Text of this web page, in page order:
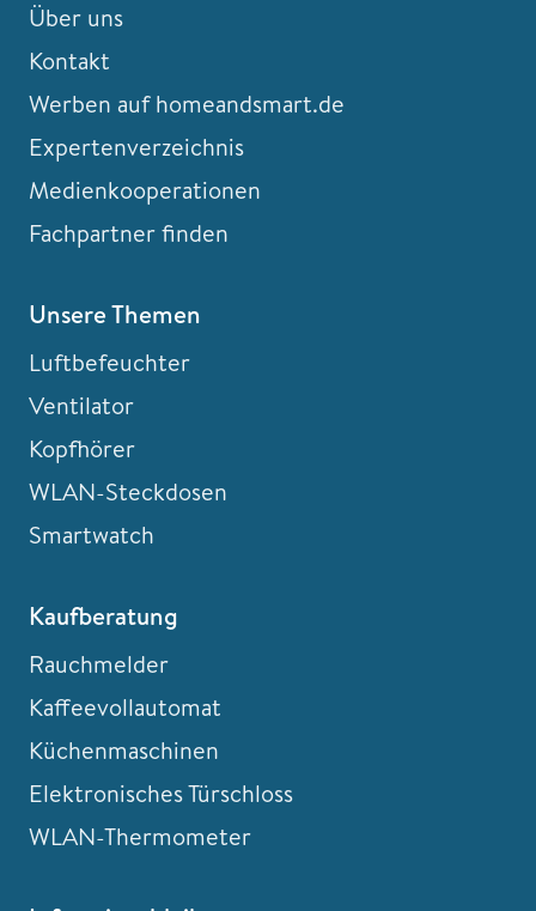
Über uns
Kontakt
Werben auf homeandsmart.de
Expertenverzeichnis
Medienkooperationen
Fachpartner finden
Unsere Themen
Luftbefeuchter
Ventilator
Kopfhörer
WLAN-Steckdosen
Smartwatch
Kaufberatung
Rauchmelder
Kaffeevollautomat
Küchenmaschinen
Elektronisches Türschloss
WLAN-Thermometer